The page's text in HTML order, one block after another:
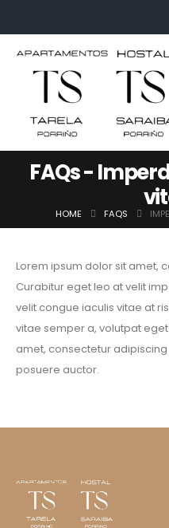
FAQs -
HOME FAQS
Lorem ipsum dolor sit amet,
Curabitur eget leo at velit
velit congue iaculis vitae at
vitae semper a, volutpat
amet, consectetur
posuere auctor.